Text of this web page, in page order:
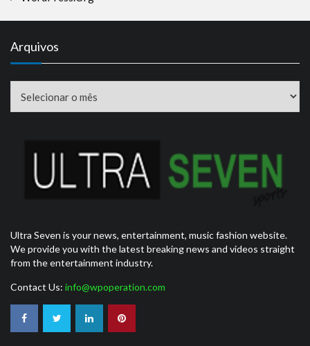
Arquivos
Ultra Seven is your news, entertainment, music fashion website.
We provide you with the latest breaking news and videos straight
from the entertainment industry.
Contact Us: info@wpoperation.com